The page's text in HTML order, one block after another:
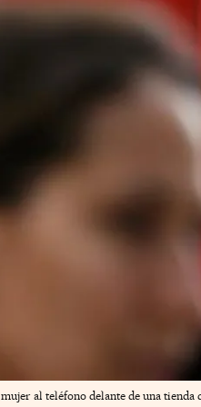
al teléfono delante de una tienda